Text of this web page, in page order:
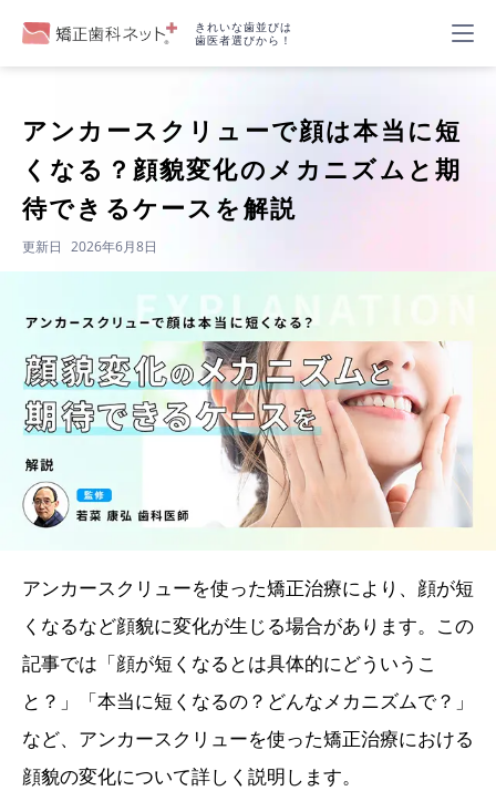
きれいな歯並びは
歯医者選びから！
アンカースクリューで顔は本当に短
くなる？顔貌変化のメカニズムと期
待できるケースを解説
更新日 2026年6月8日
アンカースクリューを使った矯正治療により、顔が短
くなるなど顔貌に変化が生じる場合があります。この
記事では「顔が短くなるとは具体的にどういうこ
と？」「本当に短くなるの？どんなメカニズムで？」
など、アンカースクリューを使った矯正治療における
顔貌の変化について詳しく説明します。